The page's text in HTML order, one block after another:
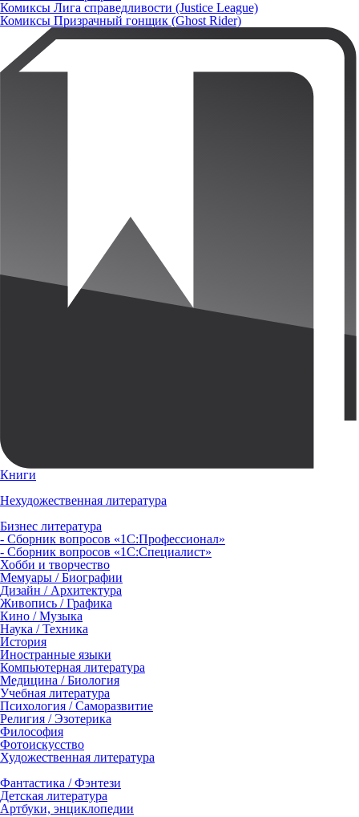
Комиксы Лига справедливости (Justice League)
Комиксы Призрачный гонщик (Ghost Rider)
Книги
Нехудожественная литература
Бизнес литература
- Сборник вопросов «1С:Профессионал»
- Сборник вопросов «1С:Специалист»
Хобби и творчество
Мемуары / Биографии
Дизайн / Архитектура
Живопись / Графика
Кино / Музыка
Наука / Техника
История
Иностранные языки
Компьютерная литература
Медицина / Биология
Учебная литература
Психология / Саморазвитие
Религия / Эзотерика
Философия
Фотоискусство
Художественная литература
Фантастика / Фэнтези
Детская литература
Артбуки, энциклопедии